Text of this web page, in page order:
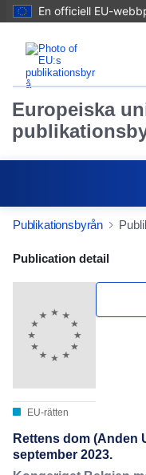
En officiell EU-
Europeiska
Publikationsbyrån
Publication
Publication detail
EU-rätten
Rettens dom (Anden
september 2023.